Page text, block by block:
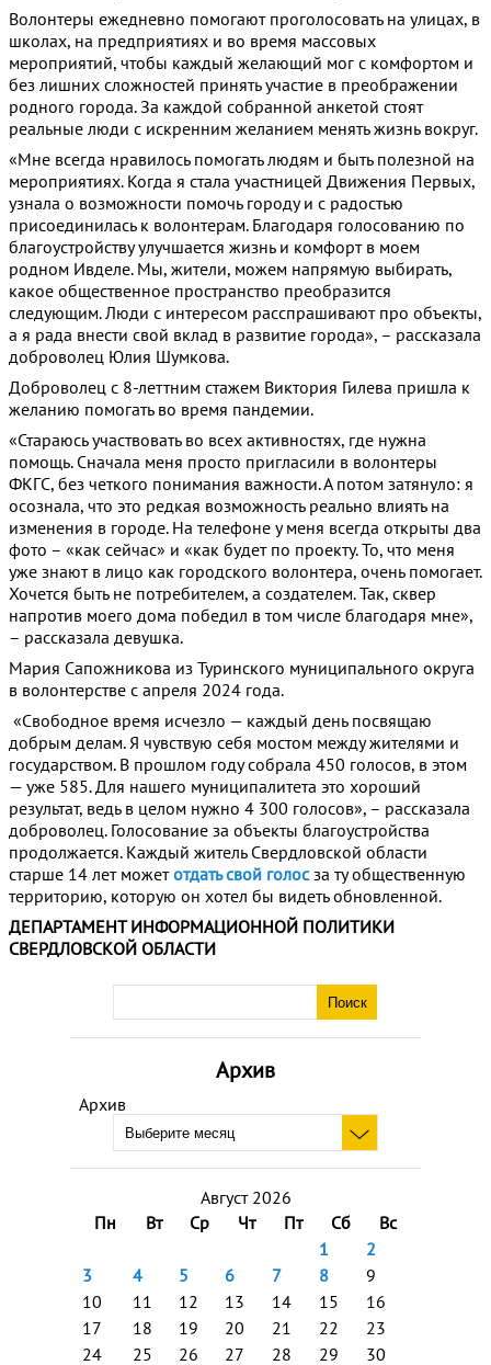
Архив
Архив
Август 2026
Пн
Вт Ср Чт Пт Сб
Вс
1
2
3
4 5 6 7 8
9
10
11 12 13 14 15
16
17
18 19 20 21 22
23
24
25 26 27 28 29 30
Волонтеры ежедневно помогают проголосовать на улицах, в
школах, на предприятиях и во время массовых
мероприятий, чтобы каждый желающий мог с комфортом и
без лишних сложностей принять участие в преображении
родного города. За каждой собранной анкетой стоят
реальные люди с искренним желанием менять жизнь вокруг.
«Мне всегда нравилось помогать людям и быть полезной на
мероприятиях. Когда я стала участницей Движения Первых,
узнала о возможности помочь городу и с радостью
присоединилась к волонтерам. Благодаря голосованию по
благоустройству улучшается жизнь и комфорт в моем
родном Ивделе. Мы, жители, можем напрямую выбирать,
какое общественное пространство преобразится
следующим. Люди с интересом расспрашивают про объекты,
а я рада внести свой вклад в развитие города», – рассказала
доброволец Юлия Шумкова.
Доброволец с 8-леттним стажем Виктория Гилева пришла к
желанию помогать во время пандемии.
«Стараюсь участвовать во всех активностях, где нужна
помощь. Сначала меня просто пригласили в волонтеры
ФКГС, без четкого понимания важности. А потом затянуло: я
осознала, что это редкая возможность реально влиять на
изменения в городе. На телефоне у меня всегда открыты два
фото – «как сейчас» и «как будет по проекту. То, что меня
уже знают в лицо как городского волонтера, очень помогает.
Хочется быть не потребителем, а создателем. Так, сквер
напротив моего дома победил в том числе благодаря мне»,
– рассказала девушка.
Мария Сапожникова из Туринского муниципального округа
в волонтерстве с апреля 2024 года.
«Свободное время исчезло — каждый день посвящаю
добрым делам. Я чувствую себя мостом между жителями и
государством. В прошлом году собрала 450 голосов, в этом
— уже 585. Для нашего муниципалитета это хороший
результат, ведь в целом нужно 4 300 голосов», – рассказала
доброволец. Голосование за объекты благоустройства
продолжается. Каждый житель Свердловской области
старше 14 лет можетотдать свой голосза ту общественную
территорию, которую он хотел бы видеть обновленной.
ДЕПАРТАМЕНТ ИНФОРМАЦИОННОЙ ПОЛИТИКИ
СВЕРДЛОВСКОЙ ОБЛАСТИ